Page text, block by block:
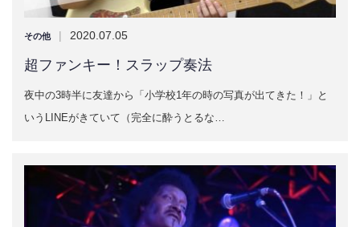
その他 | 2020.07.05
超ファンキー！スラップ奏法
夜中の3時半に友達から「小学校1年の時の写真が出てきた！」と
いうLINEがきていて（完全に酔うとるな…